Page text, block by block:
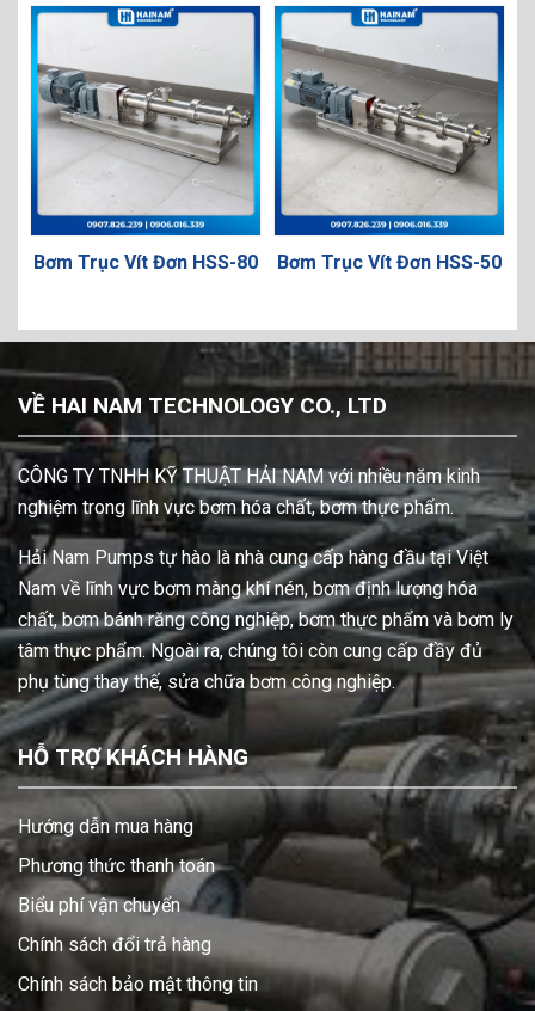
HSS-80 Bơm Trục Vít Đơn HSS-50
Bơm Trục Vít Đơn
VỀ HAI NAM TECHNOLOGY CO., LTD
CÔNG TY TNHH KỸ THUẬT HẢI NAM với nhiều năm kinh
nghiệm trong lĩnh vực bơm hóa chất, bơm thực phẩm.
Hải Nam Pumps tự hào là nhà cung cấp hàng đầu tại Việt
Nam về lĩnh vực bơm màng khí nén, bơm định lượng hóa
chất, bơm bánh răng công nghiệp, bơm thực phẩm và bơm ly
tâm thực phẩm. Ngoài ra, chúng tôi còn cung cấp đầy đủ
phụ tùng thay thế, sửa chữa bơm công nghiệp.
HỖ TRỢ KHÁCH HÀNG
Hướng dẫn mua hàng
Phương thức thanh toán
Biểu phí vận chuyển
Chính sách đổi trả hàng
Chính sách bảo mật thông tin